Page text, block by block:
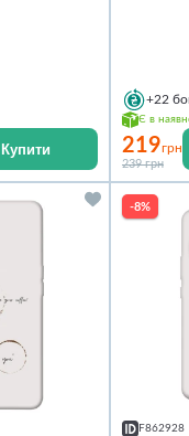
Купити
+22
Є в
219грн
239 грн
-8%
F862928